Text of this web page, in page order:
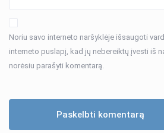
Noriu savo interneto naršyklėje išsaugoti
interneto puslapį, kad jų nebereiktų įvesti iš
norėsiu parašyti komentarą.